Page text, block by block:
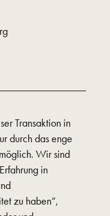
Transaktion in
durch das enge
Wir sind
in
zu haben“,